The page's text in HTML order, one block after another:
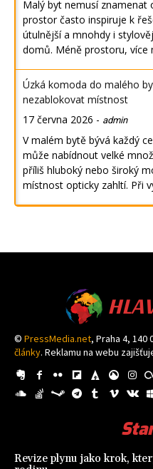
Malý byt nemusí znamenat
prostor často inspiruje k
útulnější a mnohdy i
domů. Méně prostoru, více
Úzká komoda do malého
nezablokovat místnost
17 června 2026 - admin
V malém bytě bývá každý
může nabídnout velké
příliš hluboký nebo široký
místnost opticky zahltí. Při
© PressMedia.net, Praha 4, 140
články. Reklamu na webu
Revize plynu jako krok,